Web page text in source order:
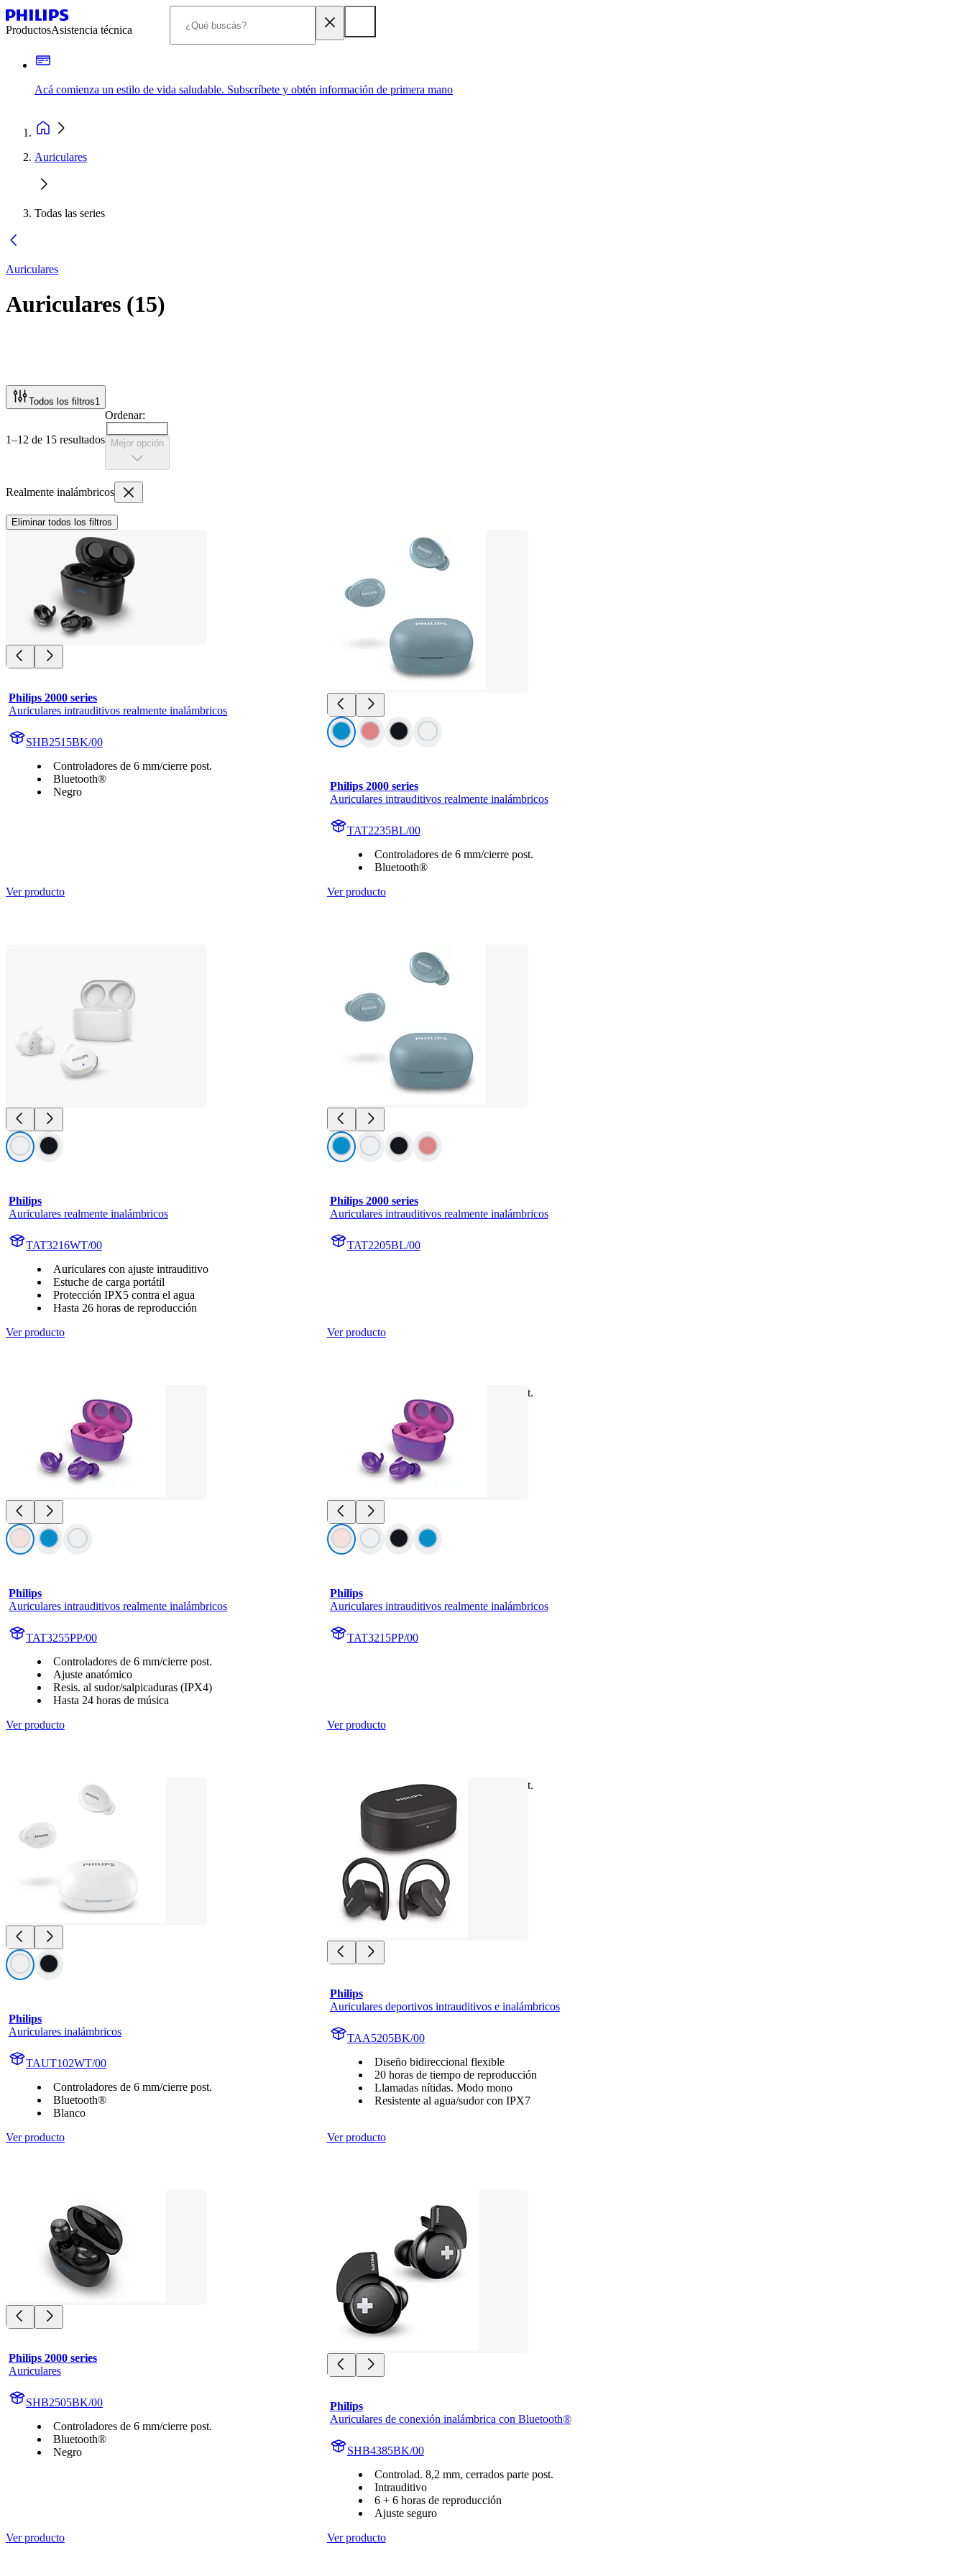
ProductosAsistencia técnica
Acá comienza un estilo de vida saludable. Subscríbete y obtén información de primera mano
Auriculares
Todas las series
Auriculares
Auriculares (15)
Todos los filtros1
1–12 de 15 resultados
Ordenar:
Mejor opción
Realmente inalámbricos
Eliminar todos los filtros
Philips 2000 series
Auriculares intrauditivos realmente inalámbricos
SHB2515BK/00
Controladores de 6 mm/cierre post.
Bluetooth®
Negro
Ver producto
Philips 2000 series
Auriculares intrauditivos realmente inalámbricos
TAT2235BL/00
Controladores de 6 mm/cierre post.
Bluetooth®
Ver producto
Philips
Auriculares realmente inalámbricos
TAT3216WT/00
Auriculares con ajuste intrauditivo
Estuche de carga portátil
Protección IPX5 contra el agua
Hasta 26 horas de reproducción
Ver producto
Philips 2000 series
Auriculares intrauditivos realmente inalámbricos
TAT2205BL/00
Controladores de 6 mm/cierre post.
Bluetooth®
Ver producto
Philips
Auriculares intrauditivos realmente inalámbricos
TAT3255PP/00
Controladores de 6 mm/cierre post.
Ajuste anatómico
Resis. al sudor/salpicaduras (IPX4)
Hasta 24 horas de música
Ver producto
Philips
Auriculares intrauditivos realmente inalámbricos
TAT3215PP/00
Controladores de 6 mm/cierre post.
Bluetooth®
Violeta
Ver producto
Philips
Auriculares inalámbricos
TAUT102WT/00
Controladores de 6 mm/cierre post.
Bluetooth®
Blanco
Ver producto
Philips
Auriculares deportivos intrauditivos e inalámbricos
TAA5205BK/00
Diseño bidireccional flexible
20 horas de tiempo de reproducción
Llamadas nítidas. Modo mono
Resistente al agua/sudor con IPX7
Ver producto
Philips 2000 series
Auriculares
SHB2505BK/00
Controladores de 6 mm/cierre post.
Bluetooth®
Negro
Ver producto
Philips
Auriculares de conexión inalámbrica con Bluetooth®
SHB4385BK/00
Controlad. 8,2 mm, cerrados parte post.
Intrauditivo
6 + 6 horas de reproducción
Ajuste seguro
Ver producto